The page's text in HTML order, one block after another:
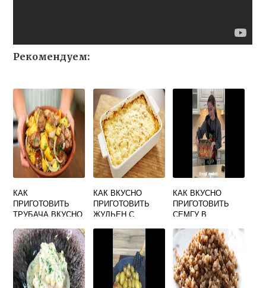
Рекомендуем:
КАК
ПРИГОТОВИТЬ
ТРУБАЧА ВКУСНО
ДОМАШНИХ
УСЛОВИЯХ
РЕЦЕПТ С ФОТО
ПОШАГОВО НА
СКОВОРОДЕ
КАК ВКУСНО
ПРИГОТОВИТЬ
ЖУЛЬЕН С
ГРИБАМИ В
СКОВОРОДЕ СО
СМЕТАНОЙ
КАК ВКУСНО
ПРИГОТОВИТЬ
СЕМГУ В
РЕЦЕПТ
ПОШАГОВЫЙ С
ОВОЩАМИ